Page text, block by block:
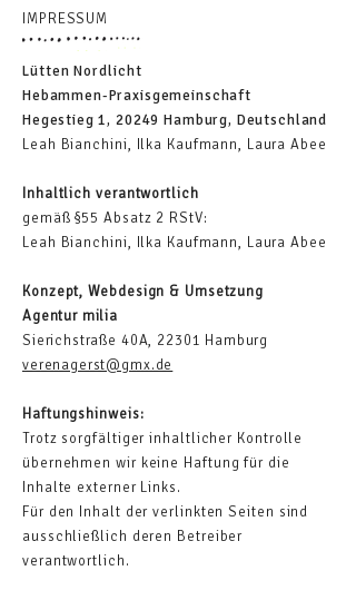
IMPRESSUM
Lütten Nordlicht
Hebammen-Praxisgemeinschaft
Hegestieg 1, 20249 Hamburg, Deutschland
Leah Bianchini, Ilka Kaufmann, Laura Abee
Inhaltlich verantwortlich
gemäß §55 Absatz 2 RStV:
Leah Bianchini, Ilka Kaufmann, Laura Abee
Konzept, Webdesign & Umsetzung
Agentur milia
Sierichstraße 40A, 22301 Hamburg
verenagerst@gmx.de
Haftungshinweis:
Trotz sorgfältiger inhaltlicher Kontrolle
übernehmen wir keine Haftung für die
Inhalte externer Links.
Für den Inhalt der verlinkten Seiten sind
ausschließlich deren Betreiber
verantwortlich.